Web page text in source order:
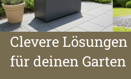
Clevere
für deinen Garten